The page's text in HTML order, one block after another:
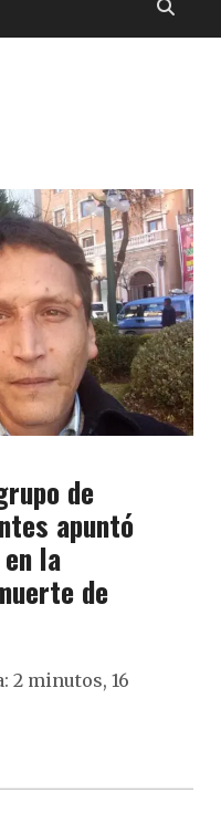
de
apuntó
la
de
2 minutos, 16